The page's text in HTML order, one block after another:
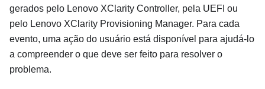
gerados pelo Lenovo XClarity Controller, pela UEFI ou
pelo Lenovo XClarity Provisioning Manager. Para cada
evento, uma ação do usuário está disponível para ajudá-lo
a compreender o que deve ser feito para resolver o
problema.